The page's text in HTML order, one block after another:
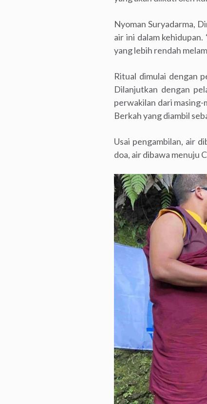
Nyoman Suryadarma,
air ini dalam
yang lebih rendah
Ritual dimulai dengan
Dilanjutkan dengan
perwakilan dari
Berkah yang diambil
Usai pengambilan, air
doa, air dibawa menuju